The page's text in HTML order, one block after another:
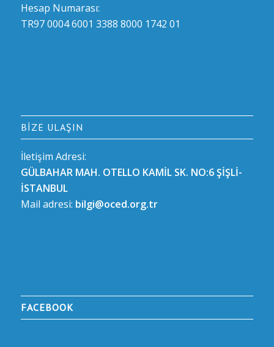
Hesap Numarası:
TR97 0004 6001 3388 8000 1742 01
BIZE ULAŞIN
İletişim Adresi:
GÜLBAHAR MAH. OTELLO KAMİL SK. NO:6 ŞİŞLİ-
İSTANBUL
Mail adresi: bilgi@oced.org.tr
FACEBOOK